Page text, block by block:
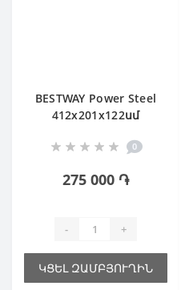
BESTWAY Power Steel
412x201х122սմ
0
275 000 ֏
- +
ԿՑԵԼ ԶԱՄԲՅՈՒՂԻՆ